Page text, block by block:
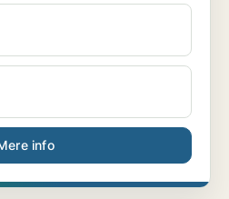
info